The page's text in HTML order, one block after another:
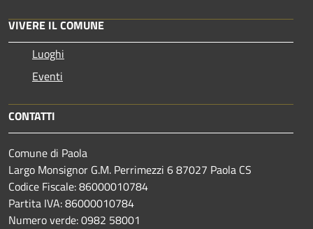
VIVERE IL COMUNE
Luoghi
Eventi
CONTATTI
Comune di Paola
Largo Monsignor G.M. Perrimezzi 6 87027 Paola CS
Codice Fiscale: 86000010784
Partita IVA: 86000010784
Numero verde: 0982 58001